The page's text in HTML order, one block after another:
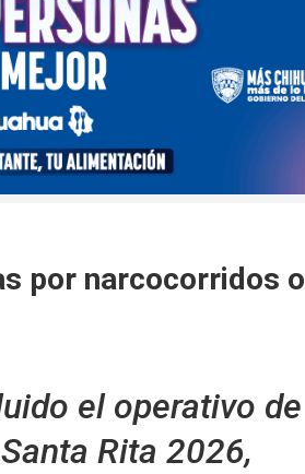
por narcocorridos o
el operativo de
Rita 2026,